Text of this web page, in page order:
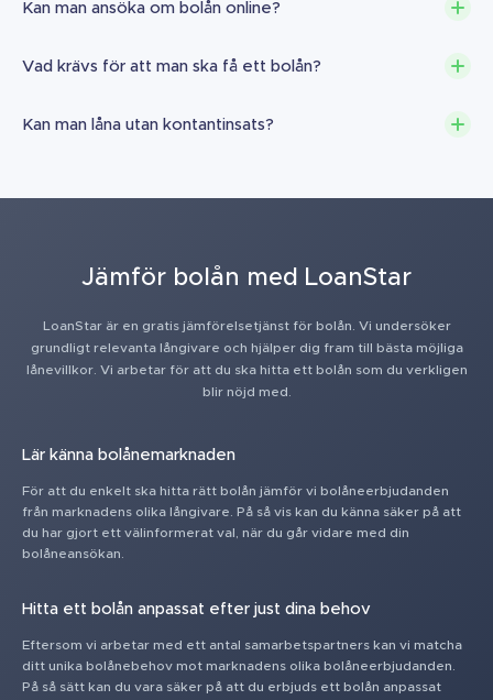
Kan man ansöka om bolån online?
Vad krävs för att man ska få ett bolån?
Kan man låna utan kontantinsats?
Jämför bolån med LoanStar
LoanStar är en gratis jämförelsetjänst för bolån. Vi undersöker
grundligt relevanta långivare och hjälper dig fram till bästa möjliga
lånevillkor. Vi arbetar för att du ska hitta ett bolån som du verkligen
blir nöjd med.
Lär känna bolånemarknaden
För att du enkelt ska hitta rätt bolån jämför vi bolåneerbjudanden
från marknadens olika långivare. På så vis kan du känna säker på att
du har gjort ett välinformerat val, när du går vidare med din
bolåneansökan.
Hitta ett bolån anpassat efter just dina behov
Eftersom vi arbetar med ett antal samarbetspartners kan vi matcha
ditt unika bolånebehov mot marknadens olika bolåneerbjudanden.
På så sätt kan du vara säker på att du erbjuds ett bolån anpassat